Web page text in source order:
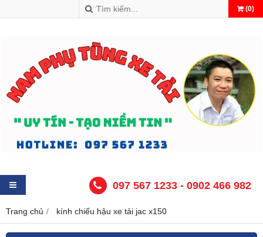
(0)
097 567 1233 - 0902 466 982
Trang chủ kính chiếu hậu xe tải jac x150